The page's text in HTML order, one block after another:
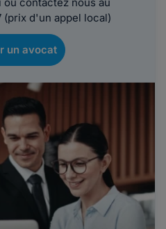
d'un appel local)
un avocat